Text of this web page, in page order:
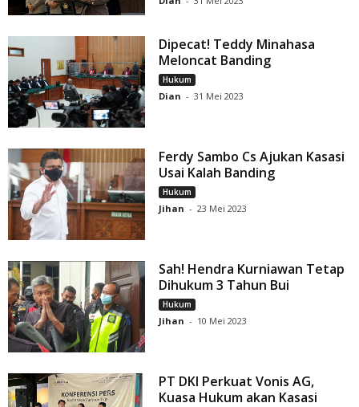
Dipecat! Teddy Minahasa
Meloncat Banding
Hukum
Dian - 31 Mei 2023
Ferdy Sambo Cs Ajukan Kasasi
Usai Kalah Banding
Hukum
Jihan - 23 Mei 2023
Sah! Hendra Kurniawan Tetap
Dihukum 3 Tahun Bui
Hukum
Jihan - 10 Mei 2023
PT DKI Perkuat Vonis AG,
Kuasa Hukum akan Kasasi